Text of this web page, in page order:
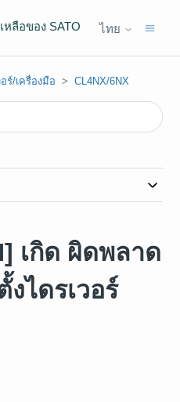
หลือของ SATO ไทย
อร์/เครื่องมือ CL4NX/6NX
เกิด ผิดพลาด
ไดรเวอร์